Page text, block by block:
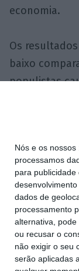
Nós e os nossos
processamos
para
desenvolvimento
dados de
processamento
alternativa,
ou recusar o
não exigir o seu
serão aplicadas
economia.
Os
baixo
populistas
inflação,
erosão da
exemplo, a
e restrições
efeitos
identificado
institucional
Portugal
os critérios